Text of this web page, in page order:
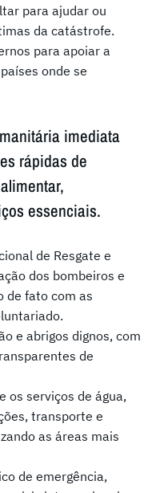
para ajudar ou
da catástrofe.
para apoiar a
onde se
imediata
rápidas de
essenciais.
de Resgate e
dos bombeiros e
de fato com as
e abrigos dignos, com
de
os serviços de água,
transporte e
as áreas mais
de emergência,